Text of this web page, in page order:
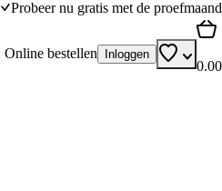
Probeer nu gratis met de proefmaand
Online bestellen Inloggen
0.00